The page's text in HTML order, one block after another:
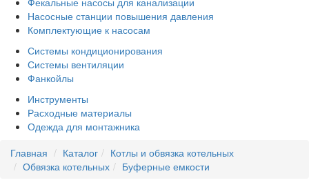
Насосные станции повышения давления
Комплектующие к насосам
Системы кондиционирования
Системы вентиляции
Фанкойлы
Инструменты
Расходные материалы
Одежда для монтажника
Главная
Каталог
Котлы и обвязка котельных
Обвязка котельных
Буферные емкости